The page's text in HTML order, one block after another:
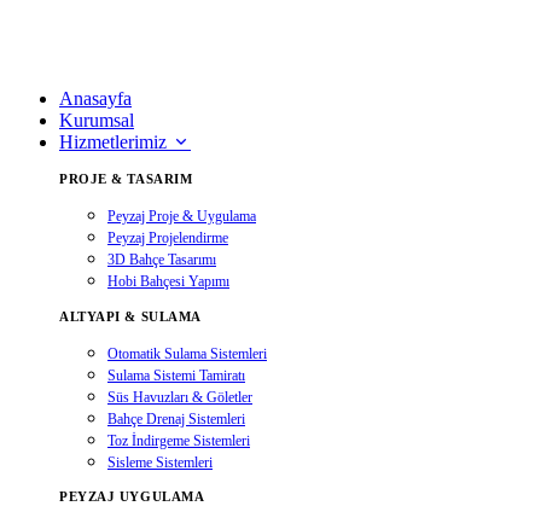
Anasayfa
Kurumsal
Hizmetlerimiz
PROJE & TASARIM
Peyzaj Proje & Uygulama
Peyzaj Projelendirme
3D Bahçe Tasarımı
Hobi Bahçesi Yapımı
ALTYAPI & SULAMA
Otomatik Sulama Sistemleri
Sulama Sistemi Tamiratı
Süs Havuzları & Göletler
Bahçe Drenaj Sistemleri
Toz İndirgeme Sistemleri
Sisleme Sistemleri
PEYZAJ UYGULAMA